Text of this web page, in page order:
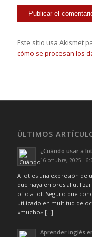
Este sitio usa Akismet
cómo se procesan los
ÚLTIMOS
¿Cuándo usar a
16 octubre, 2025 -
A lot es una expresión de
que haya errores al
of o a lot. Seguro que
utilizado en multitud de
«mucho» […]
Aprender inglés